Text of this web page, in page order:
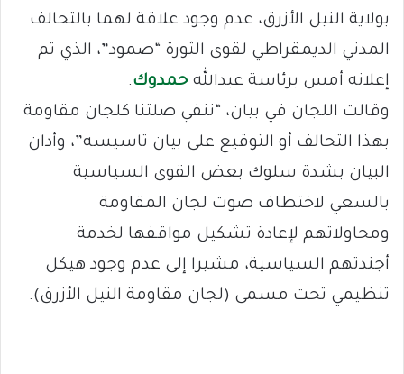
بولاية النيل الأزرق، عدم وجود علاقة لهما بالتحالف
المدني الديمقراطي لقوى الثورة “صمود”، الذي تم
إعلانه أمس برئاسة عبدالله حمدوك.
وقالت اللجان في بيان، “ننفي صلتنا كلجان مقاومة
بهذا التحالف أو التوقيع على بيان تاسيسه”، وأدان
البيان بشدة سلوك بعض القوى السياسية
بالسعي لاختطاف صوت لجان المقاومة
ومحاولاتهم لإعادة تشكيل مواقفها لخدمة
أجندتهم السياسية، مشيرا إلى عدم وجود هيكل
تنظيمي تحت مسمى (لجان مقاومة النيل الأزرق).